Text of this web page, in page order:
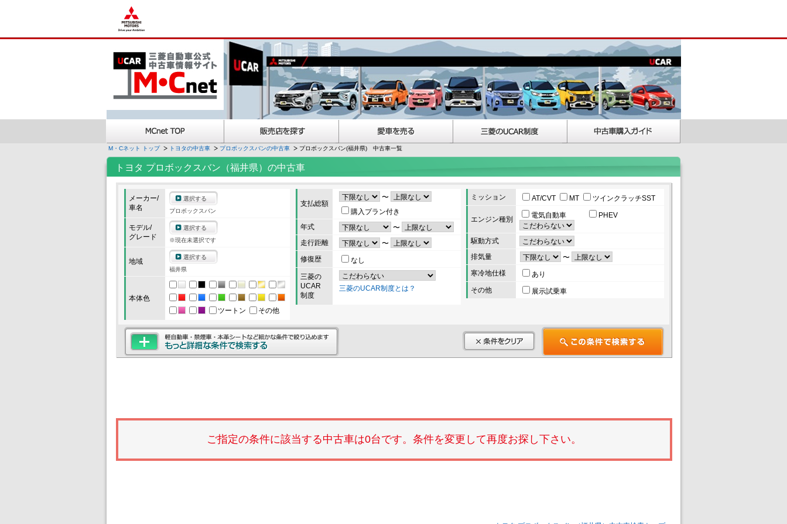
M・Cネット トップ トヨタの中古車 プロボックスバンの中古車 プロボックスバン(福井県) 中古車一覧
トヨタ プロボックスバン（福井県）の中古車
メーカー/
車名
選択する
プロボックスバン
モデル/
グレード
選択する
※現在未選択です
地域
選択する
福井県
本体色
ツートン
その他
支払総額
〜
購入プラン付き
年式
〜
走行距離
〜
修復歴
なし
三菱の
UCAR
制度
三菱のUCAR制度とは？
ミッション AT/CVT MT ツインクラッチSST
エンジン種別 電気自動車 PHEV
駆動方式
排気量
〜
寒冷地仕様
あり
その他
展示試乗車
ご指定の条件に該当する中古車は0台です。条件を変更して再度お探し下さい。